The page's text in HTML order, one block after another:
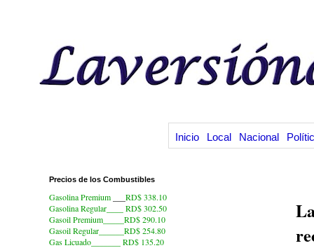
Inicio Local Nacional
Precios de los Combustibles
Gasolina Premium
RD$ 338.10
Gasolina Regular____ RD$ 302.50
Gasoil Premium_____RD$ 290.10
Gasoil Regular______RD$ 254.80
Gas Licuado_______
RD$ 135.20